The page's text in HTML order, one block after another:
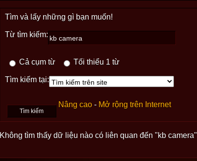
Tìm và lấy những gì bạn muốn!
Từ tìm kiếm:
Cả cụm từ Tối thiểu 1 từ
Tìm kiếm tại:
Nâng cao - Mở rộng trên Internet
Không tìm thấy dữ liệu nào có liên quan đến "kb camera"